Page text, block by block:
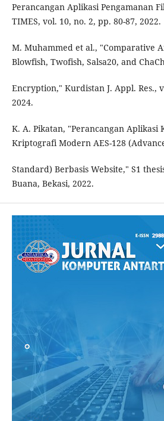
Perancangan Aplikasi Pengamanan
TIMES, vol. 10, no. 2, pp. 80-87, 2022.
M. Muhammed et al., "Comparative
Blowfish, Twofish, Salsa20, and
Encryption," Kurdistan J. Appl. Res.,
2024.
K. A. Pikatan, "Perancangan Aplikasi
Kriptografi Modern AES-128
Standard) Berbasis Website," S1
Buana, Bekasi, 2022.